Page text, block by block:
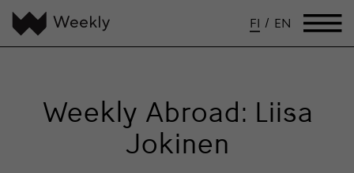
FI / EN
Weekly Abroad: Liisa
Jokinen